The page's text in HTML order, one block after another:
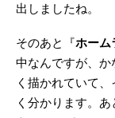
出しましたね。
そのあと『ホーム
中なんですが、
く描かれていて
く分かります。